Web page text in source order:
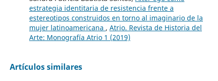
estrategia identitaria de resistencia frente a
estereotipos construidos en torno al imaginario de la
mujer latinoamericana , Atrio. Revista de Historia del
Arte: Monografía Atrio 1 (2019)
Artículos similares